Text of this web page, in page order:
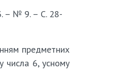
– № 9. – С. 28-
предметних
числа 6, усному